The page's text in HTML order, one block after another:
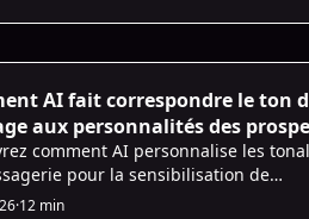
Infrastructure
AI fait correspondre le ton
aux personnalités des
comment AI personnalise les
pour la sensibilisation de
augmentant ainsi les taux
·12 min